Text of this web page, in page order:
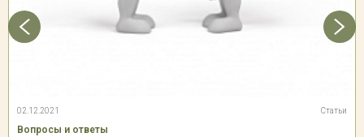
02.12.2021 Статьи
Вопросы и ответы